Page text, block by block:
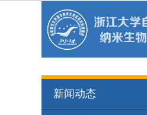
新闻动态